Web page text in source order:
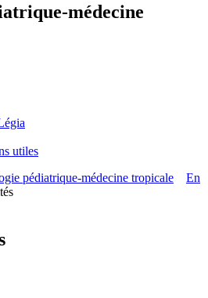
médecine
utiles
pédiatrique-médecine tropicale
En